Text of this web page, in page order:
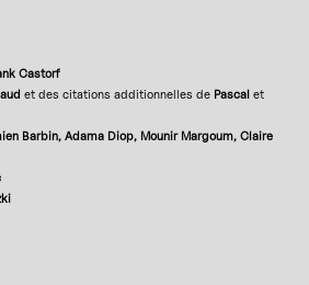
Castorf
et des citations additionnelles de Pascalet
Barbin, Adama Diop, Mounir Margoum, Claire